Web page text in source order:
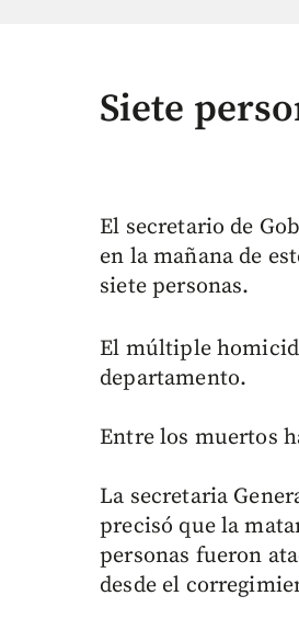
Siete
El secretario de
en la mañana de
siete personas.
El múltiple
departamento.
Entre los muertos
La secretaria
precisó que la
personas fueron
desde el